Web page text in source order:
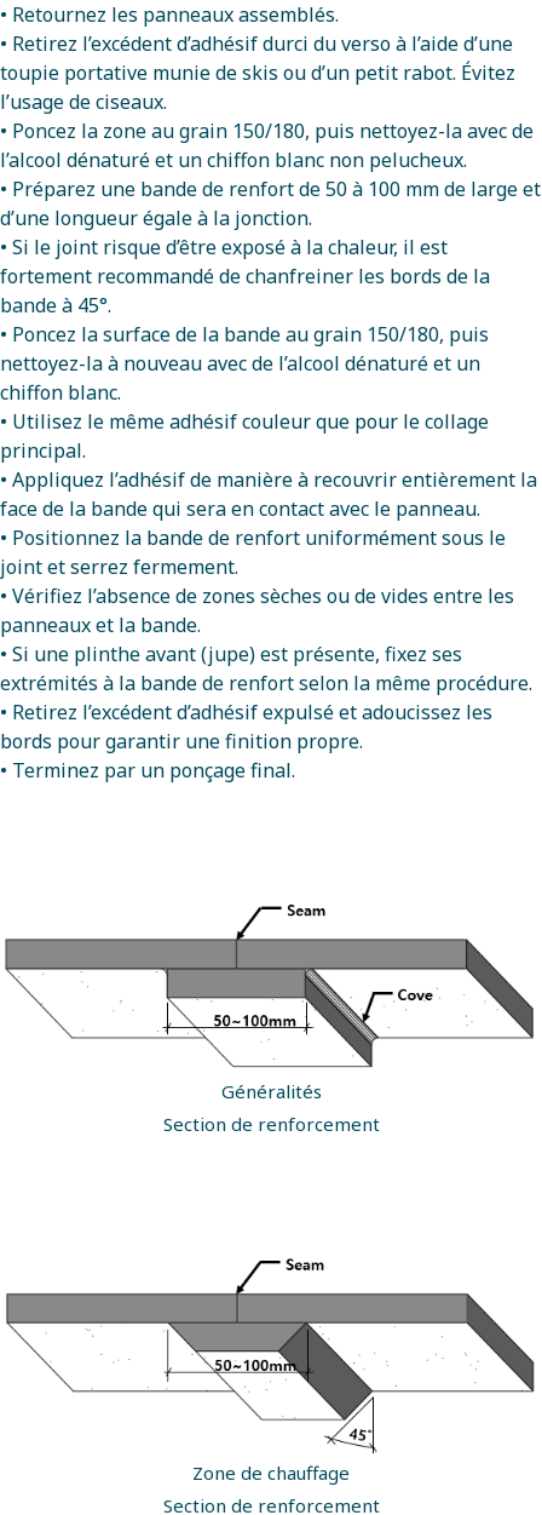
• Retournez les panneaux assemblés.
• Retirez l’excédent d’adhésif durci du verso à l’aide d’une
toupie portative munie de skis ou d’un petit rabot. Évitez
l’usage de ciseaux.
• Poncez la zone au grain 150/180, puis nettoyez-la avec de
l’alcool dénaturé et un chiffon blanc non pelucheux.
• Préparez une bande de renfort de 50 à 100 mm de large et
d’une longueur égale à la jonction.
• Si le joint risque d’être exposé à la chaleur, il est
fortement recommandé de chanfreiner les bords de la
bande à 45°.
• Poncez la surface de la bande au grain 150/180, puis
nettoyez-la à nouveau avec de l’alcool dénaturé et un
chiffon blanc.
• Utilisez le même adhésif couleur que pour le collage
principal.
• Appliquez l’adhésif de manière à recouvrir entièrement la
face de la bande qui sera en contact avec le panneau.
• Positionnez la bande de renfort uniformément sous le
joint et serrez fermement.
• Vérifiez l’absence de zones sèches ou de vides entre les
panneaux et la bande.
• Si une plinthe avant (jupe) est présente, fixez ses
extrémités à la bande de renfort selon la même procédure.
• Retirez l’excédent d’adhésif expulsé et adoucissez les
bords pour garantir une finition propre.
• Terminez par un ponçage final.
Généralités
Section de renforcement
Zone de chauffage
Section de renforcement